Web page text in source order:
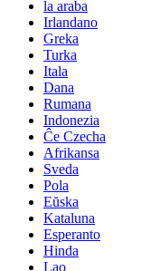
la araba
Irlandano
Greka
Turka
Itala
Dana
Rumana
Indonezia
Ĉe Czecha
Afrikansa
Sveda
Pola
Eŭska
Kataluna
Esperanto
Hinda
Lao